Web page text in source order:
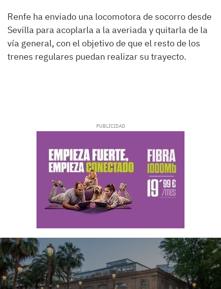
Renfe ha enviado una locomotora de socorro desde
Sevilla para acoplarla a la averiada y quitarla de la
vía general, con el objetivo de que el resto de los
trenes regulares puedan realizar su trayecto.